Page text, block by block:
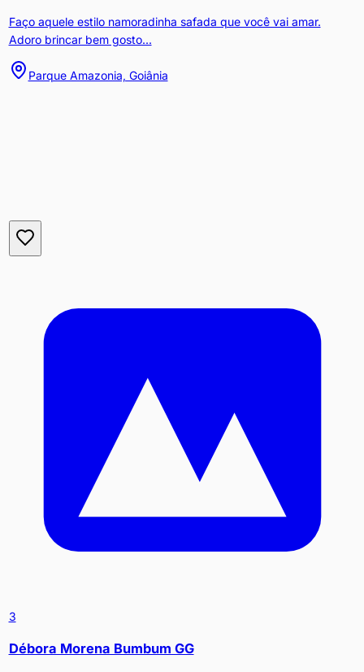
Faço aquele estilo namoradinha safada que você vai amar.
Adoro brincar bem gosto...
Parque Amazonia, Goiânia
3
Débora Morena Bumbum GG